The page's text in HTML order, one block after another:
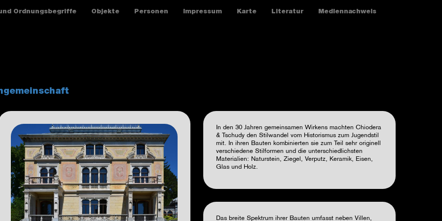
Ordnungsbegriffe Objekte Personen Impressum Karte Literatur Mediennachweis
In den 30 Jahren gemeinsamen Wirkens machten Chiodera
& Tschudy den Stilwandel vom Historismus zum Jugendstil
mit. In ihren Bauten kombinierten sie zum Teil sehr originell
verschiedene Stilformen und die unterschiedlichsten
Materialien: Naturstein, Ziegel, Verputz, Keramik, Eisen,
Glas und Holz.
Das breite Spektrum ihrer Bauten umfasst neben Villen,